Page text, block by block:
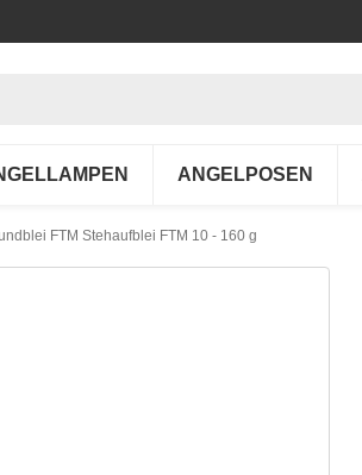
ANGELPOSEN
FTM Stehaufblei FTM 10 - 160 g